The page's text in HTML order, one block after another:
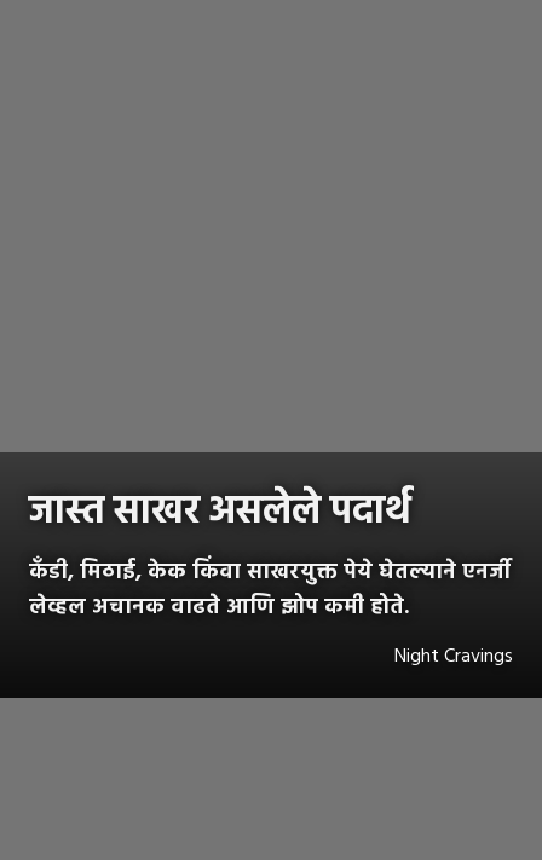
जास्त साखर असलेले पदार्थ
कँडी, मिठाई, केक किंवा साखरयुक्त पेये घेतल्याने एनर्जी
लेव्हल अचानक वाढते आणि झोप कमी होते.
Night Cravings